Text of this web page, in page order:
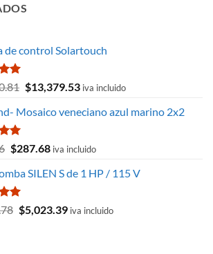
era:
de control Solartouch
El
original
$15,940.81.
$13,379.53El
actual
$13,379.53.
iva incluido
Mosaico veneciano azul marino 2x2
El
original
era:
$394.96.
$287.68El
actual
$287.68.
iva incluido
SILEN S de 1 HP / 115 V
El
$5,023.39Eliva incluido